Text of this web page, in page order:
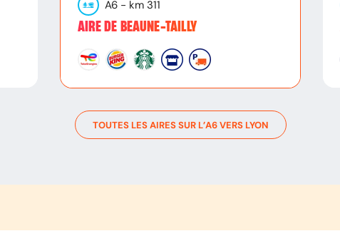
A6 - km 311
AIRE DE BEAUNE-TAILLY
TOUTES LES AIRES SUR L’A6VERS LYON